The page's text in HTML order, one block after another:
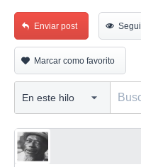
Enviar post
Marcar como favorito